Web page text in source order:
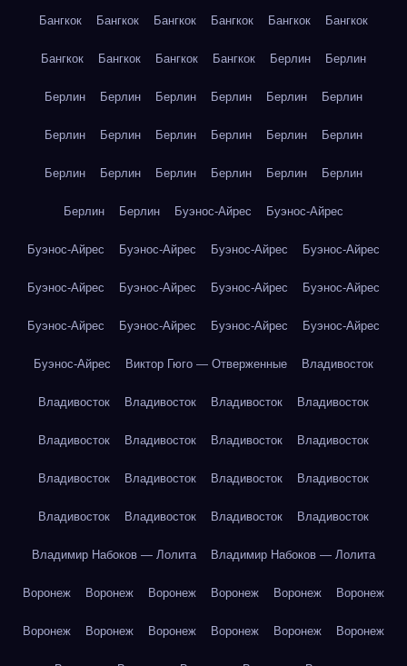
Бангкок Бангкок Бангкок Бангкок Бангкок Бангкок
Бангкок Бангкок Бангкок Бангкок Берлин Берлин
Берлин Берлин Берлин Берлин Берлин Берлин
Берлин Берлин Берлин Берлин Берлин Берлин
Берлин Берлин Берлин Берлин Берлин Берлин
Берлин Берлин Буэнос-Айрес Буэнос-Айрес
Буэнос-Айрес Буэнос-Айрес Буэнос-Айрес Буэнос-Айрес
Буэнос-Айрес Буэнос-Айрес Буэнос-Айрес Буэнос-Айрес
Буэнос-Айрес Буэнос-Айрес Буэнос-Айрес Буэнос-Айрес
Буэнос-Айрес Виктор Гюго — Отверженные Владивосток
Владивосток Владивосток Владивосток Владивосток
Владивосток Владивосток Владивосток Владивосток
Владивосток Владивосток Владивосток Владивосток
Владивосток Владивосток Владивосток Владивосток
Владимир Набоков — Лолита Владимир Набоков — Лолита
Воронеж Воронеж Воронеж Воронеж Воронеж Воронеж
Воронеж Воронеж Воронеж Воронеж Воронеж Воронеж